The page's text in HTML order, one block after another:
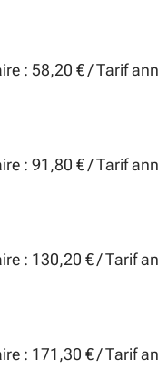
: 58,20 € / Tarif
: 91,80 € / Tarif
: 130,20 € / Tarif
: 171,30 € / Tarif